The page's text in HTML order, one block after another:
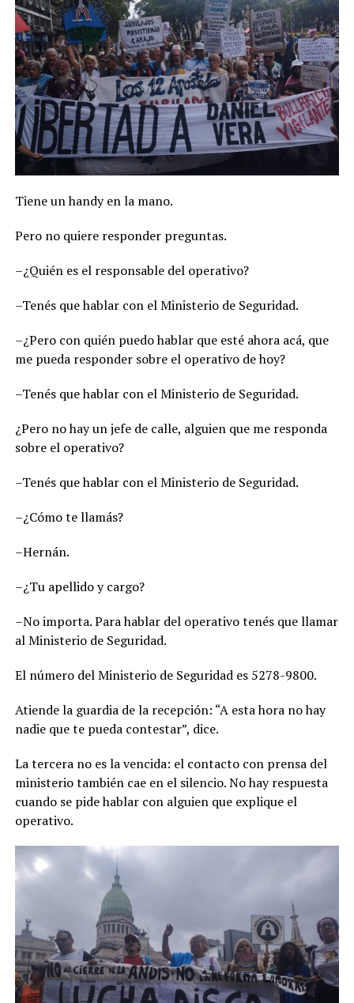
Tiene un handy en la mano.
Pero no quiere responder preguntas.
–¿Quién es el responsable del operativo?
–Tenés que hablar con el Ministerio de Seguridad.
–¿Pero con quién puedo hablar que esté ahora acá, que
me pueda responder sobre el operativo de hoy?
–Tenés que hablar con el Ministerio de Seguridad.
¿Pero no hay un jefe de calle, alguien que me responda
sobre el operativo?
–Tenés que hablar con el Ministerio de Seguridad.
–¿Cómo te llamás?
–Hernán.
–¿Tu apellido y cargo?
–No importa. Para hablar del operativo tenés que llamar
al Ministerio de Seguridad.
El número del Ministerio de Seguridad es 5278-9800.
Atiende la guardia de la recepción: “A esta hora no hay
nadie que te pueda contestar”, dice.
La tercera no es la vencida: el contacto con prensa del
ministerio también cae en el silencio. No hay respuesta
cuando se pide hablar con alguien que explique el
operativo.